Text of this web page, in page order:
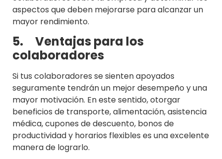
aspectos que deben mejorarse para alcanzar un
mayor rendimiento.
5.
Ventajas para los
colaboradores
Si tus colaboradores se sienten apoyados
seguramente tendrán un mejor desempeño y una
mayor motivación. En este sentido, otorgar
beneficios de transporte, alimentación, asistencia
médica, cupones de descuento, bonos de
productividad y horarios flexibles es una excelente
manera de lograrlo.